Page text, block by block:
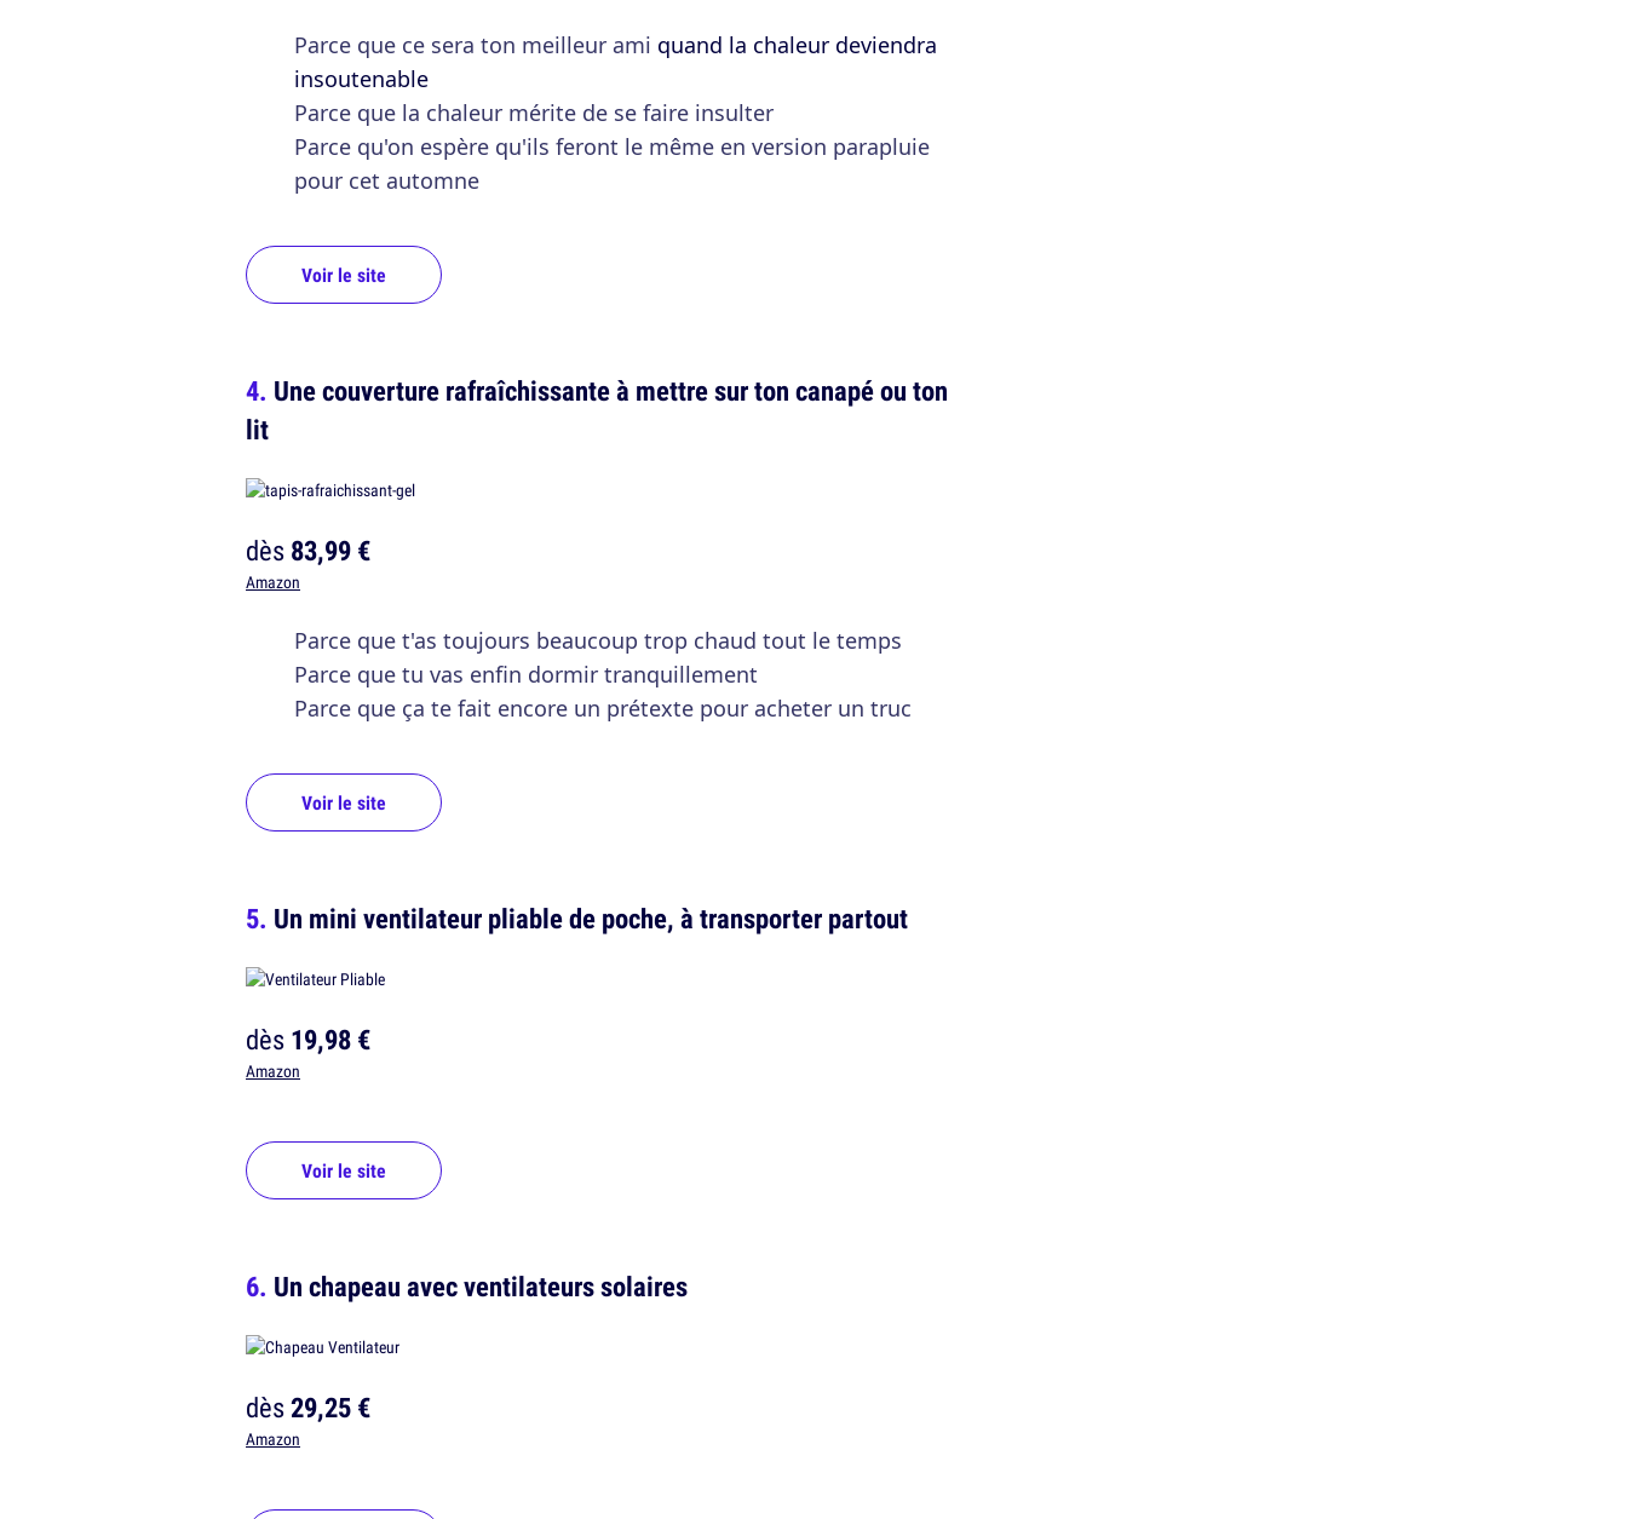
Parce que ce sera ton meilleur ami quand la chaleur deviendra
insoutenable
Parce que la chaleur mérite de se faire insulter
Parce qu'on espère qu'ils feront le même en version parapluie
pour cet automne
Voir le site
Une couverture rafraîchissante à mettre sur ton canapé ou ton
lit
dès83,99 €
Amazon
Parce que t'as toujours beaucoup trop chaud tout le temps
Parce que tu vas enfin dormir tranquillement
Parce que ça te fait encore un prétexte pour acheter un truc
Voir le site
Un mini ventilateur pliable de poche, à transporter partout
dès19,98 €
Amazon
Voir le site
Un chapeau avec ventilateurs solaires
dès29,25 €
Amazon